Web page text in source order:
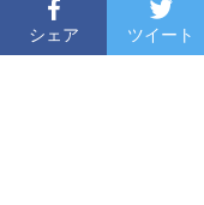
シェア ツイート